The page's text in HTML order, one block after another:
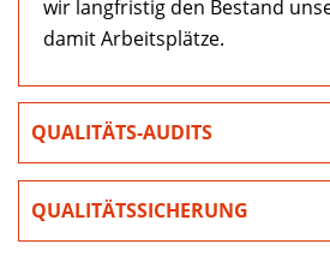
wir langfristig den Bestand
damit Arbeitsplätze.
QUALITÄTS-AUDITS
QUALITÄTSSICHERUNG